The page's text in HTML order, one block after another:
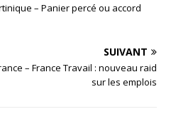
– Panier percé ou accord
SUIVANT
– France Travail : nouveau raid
sur les emplois